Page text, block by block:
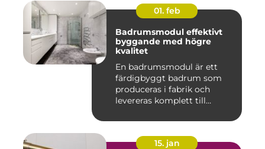
01. feb
Badrumsmodul effektivt
byggande med högre
kvalitet
En badrumsmodul är ett
färdigbyggt badrum som
produceras i fabrik och
levereras komplett till
15. jan